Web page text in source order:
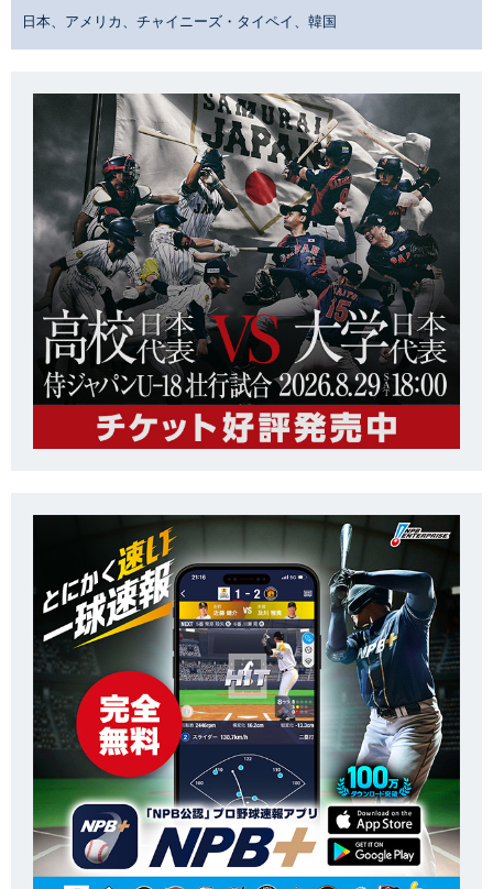
日本、アメリカ、チャイニーズ・タイペイ、韓国